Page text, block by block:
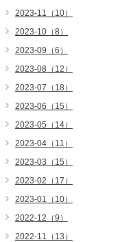
2023-11（10）
2023-10（8）
2023-09（6）
2023-08（12）
2023-07（18）
2023-06（15）
2023-05（14）
2023-04（11）
2023-03（15）
2023-02（17）
2023-01（10）
2022-12（9）
2022-11（13）